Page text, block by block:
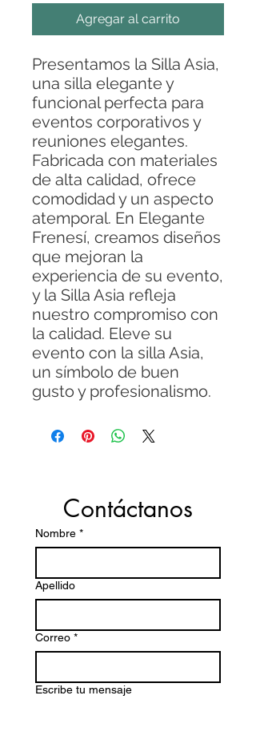
Agregar al carrito
Presentamos la Silla Asia,
una silla elegante y
funcional perfecta para
eventos corporativos y
reuniones elegantes.
Fabricada con materiales
de alta calidad, ofrece
comodidad y un aspecto
atemporal. En Elegante
Frenesí, creamos diseños
que mejoran la
experiencia de su evento,
y la Silla Asia refleja
nuestro compromiso con
la calidad. Eleve su
evento con la silla Asia,
un símbolo de buen
gusto y profesionalismo.
Contáctanos
Nombre *
Apellido
Correo *
Escribe tu mensaje